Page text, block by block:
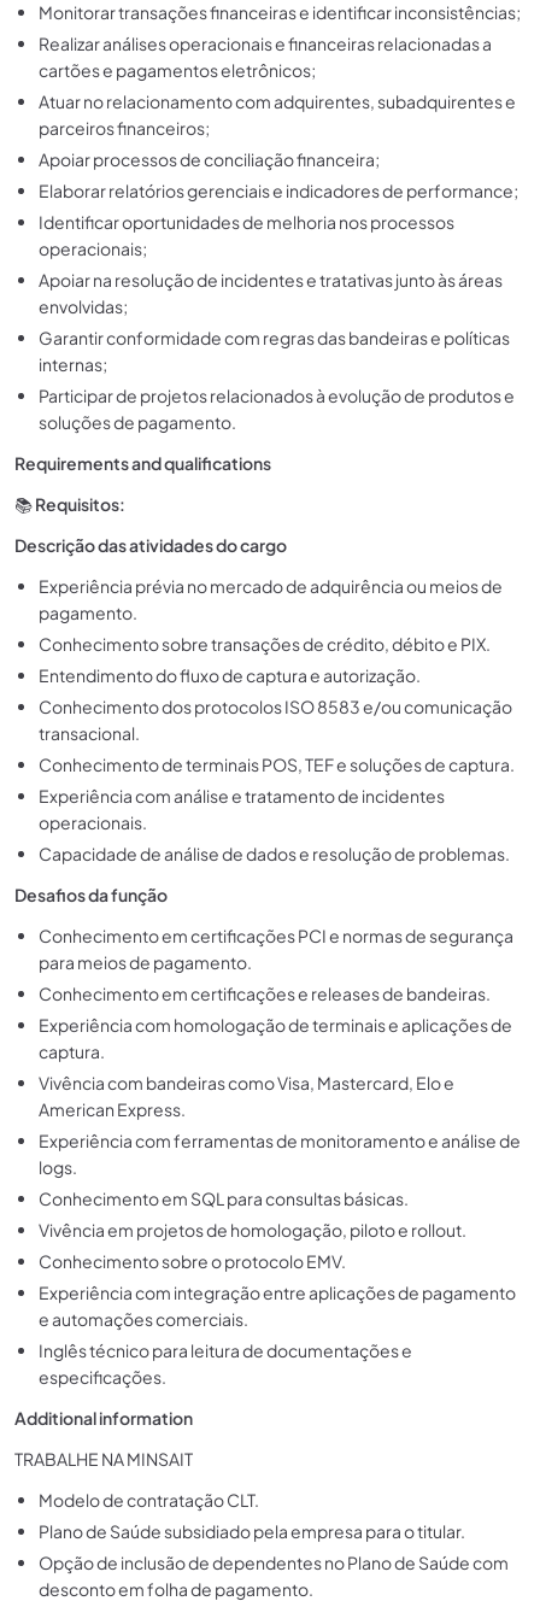
Monitorar transações financeiras e identificar inconsistências;
Realizar análises operacionais e financeiras relacionadas a
cartões e pagamentos eletrônicos;
Atuar no relacionamento com adquirentes, subadquirentes e
parceiros financeiros;
Apoiar processos de conciliação financeira;
Elaborar relatórios gerenciais e indicadores de performance;
Identificar oportunidades de melhoria nos processos
operacionais;
Apoiar na resolução de incidentes e tratativas junto às áreas
envolvidas;
Garantir conformidade com regras das bandeiras e políticas
internas;
Participar de projetos relacionados à evolução de produtos e
soluções de pagamento.
Requirements and qualifications
📚Requisitos:
Descrição das atividades do cargo
Experiência prévia no mercado de adquirência ou meios de
pagamento.
Conhecimento sobre transações de crédito, débito e PIX.
Entendimento do fluxo de captura e autorização.
Conhecimento dos protocolos ISO 8583 e/ou comunicação
transacional.
Conhecimento de terminais POS, TEF e soluções de captura.
Experiência com análise e tratamento de incidentes
operacionais.
Capacidade de análise de dados e resolução de problemas.
Desafios da função
Conhecimento em certificações PCI e normas de segurança
para meios de pagamento.
Conhecimento em certificações e releases de bandeiras.
Experiência com homologação de terminais e aplicações de
captura.
Vivência com bandeiras como Visa, Mastercard, Elo e
American Express.
Experiência com ferramentas de monitoramento e análise de
logs.
Conhecimento em SQL para consultas básicas.
Vivência em projetos de homologação, piloto e rollout.
Conhecimento sobre o protocolo EMV.
Experiência com integração entre aplicações de pagamento
e automações comerciais.
Inglês técnico para leitura de documentações e
especificações.
Additional information
TRABALHE NA MINSAIT
Modelo de contratação CLT.
Plano de Saúde subsidiado pela empresa para o titular.
Opção de inclusão de dependentes no Plano de Saúde com
desconto em folha de pagamento.